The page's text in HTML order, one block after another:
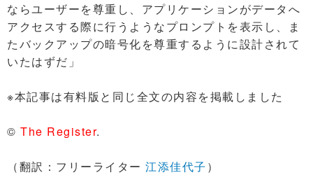
ならユーザーを尊重し、アプリケーションがデータへ
アクセスする際に行うようなプロンプトを表示し、ま
たバックアップの暗号化を尊重するように設計されて
いたはずだ」
※本記事は有料版と同じ全文の内容を掲載しました
© The Register.
（翻訳：フリーライター 江添佳代子 ）